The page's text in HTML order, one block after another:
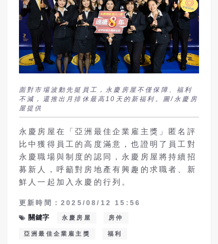
面對市場波動先挺員工，永慶房屋不僅保障、福利
不減，還推出月排休最高10天的新福利。圖/永慶房
屋提供
永慶房屋在「亞洲最佳企業雇主獎」匿名評
比中獲得員工的高度滿意，也證明了員工對
永慶職場與制度的認同，永慶房屋將持續招
募新人，呼籲對房地產有興趣的求職者、新
鮮人一起加入永慶的行列。
更新時間：2025/08/12 15:56
關鍵字
永慶房屋 房仲
亞洲最佳企業雇主獎 福利